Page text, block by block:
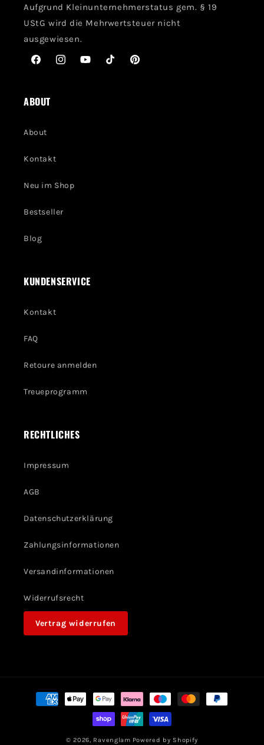
Aufgrund Kleinunternehmerstatus gem. § 19
UStG wird die Mehrwertsteuer nicht
ausgewiesen.
FacebookInstagramYouTubeTikTok Pinterest
ABOUT
About
Kontakt
Neu im Shop
Bestseller
Blog
KUNDENSERVICE
Kontakt
FAQ
Retoure anmelden
Treueprogramm
RECHTLICHES
Impressum
AGB
Datenschutzerklärung
Zahlungsinformationen
Versandinformationen
Widerrufsrecht
Vertrag widerrufen
Zahlungsmethoden
© 2026, Ravenglam Powered by Shopify